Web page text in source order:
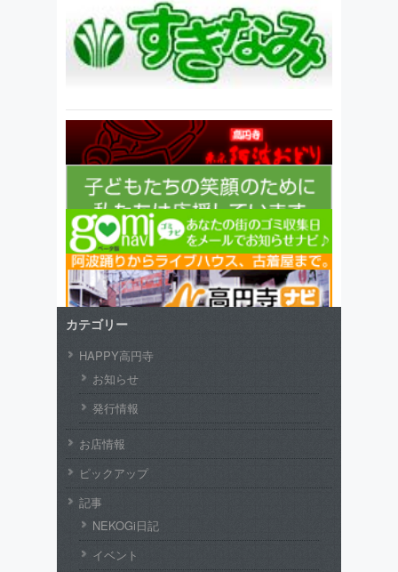
カテゴリー
HAPPY高円寺
お知らせ
発行情報
お店情報
ピックアップ
記事
NEKOGi日記
イベント